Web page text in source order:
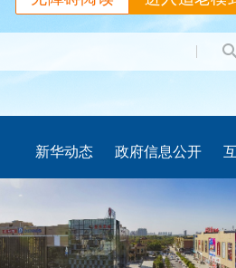
新华动态 政府信息公开